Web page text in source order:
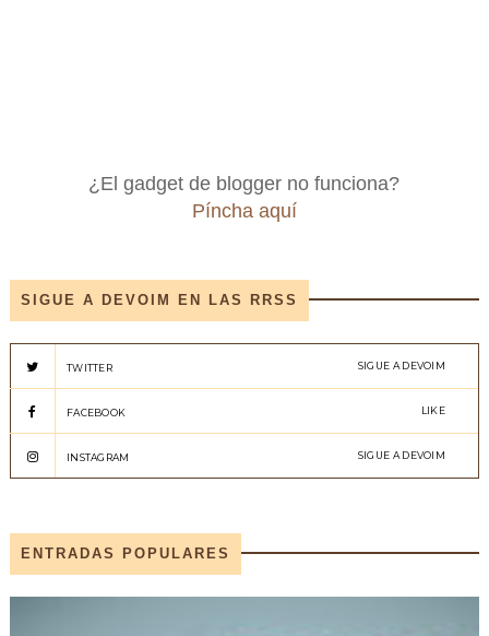
¿El gadget de blogger no funciona?
Píncha aquí
SIGUE A DEVOIM EN LAS RRSS
TWITTER SIGUE A DEVOIM
FACEBOOK LIKE
INSTAGRAM SIGUE A DEVOIM
ENTRADAS POPULARES